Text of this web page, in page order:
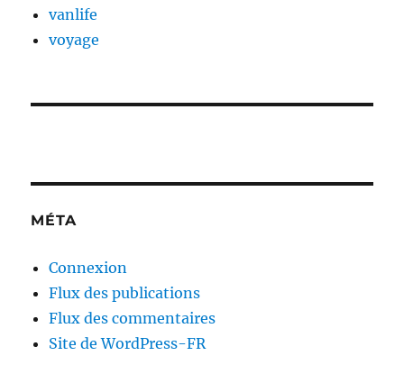
vanlife
voyage
MÉTA
Connexion
Flux des publications
Flux des commentaires
Site de WordPress-FR